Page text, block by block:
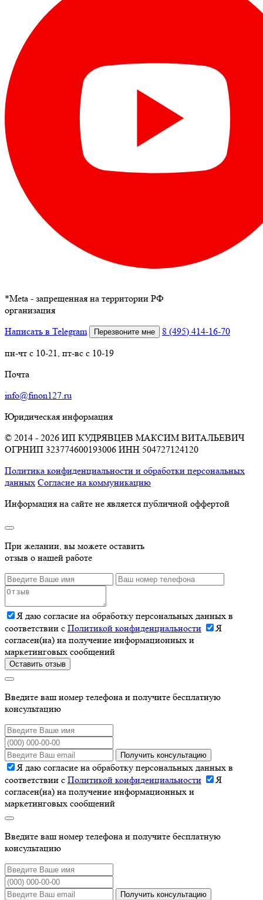
*Meta - запрещенная на территории РФ
организация
Написать в Telegram
Перезвоните мне
8 (495) 414-16-70
пн-чт с 10-21, пт-вс с 10-19
Почта
info@finon127.ru
Юридическая информация
© 2014 - 2026 ИП КУДРЯВЦЕВ МАКСИМ ВИТАЛЬЕВИЧ
ОГРНИП 323774600193006 ИНН 504727124120
Политика конфиденциальности и обработки персональных
данных Согласие на коммуникацию
Информация на сайте не является публичной оффертой
При желании, вы можете оставить
отзыв о нашей работе
Я даю согласие на обработку персональных данных в
соответствии с Политикой конфиденциальности
Я
согласен(на) на получение информационных и
маркетинговых сообщений
Оставить отзыв
Введите ваш номер телефона и получите бесплатную
консультацию
Получить консультацию
Я даю согласие на обработку персональных данных в
соответствии с Политикой конфиденциальности
Я
согласен(на) на получение информационных и
маркетинговых сообщений
Введите ваш номер телефона и получите бесплатную
консультацию
Получить консультацию